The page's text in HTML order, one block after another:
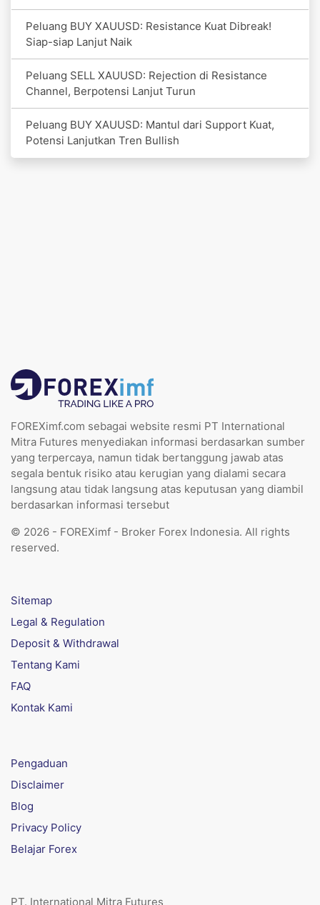
Peluang BUY XAUUSD: Resistance Kuat Dibreak!
Siap-siap Lanjut Naik
Peluang SELL XAUUSD: Rejection di Resistance
Channel, Berpotensi Lanjut Turun
Peluang BUY XAUUSD: Mantul dari Support Kuat,
Potensi Lanjutkan Tren Bullish
FOREXimf.com sebagai website resmi PT International
Mitra Futures menyediakan informasi berdasarkan sumber
yang terpercaya, namun tidak bertanggung jawab atas
segala bentuk risiko atau kerugian yang dialami secara
langsung atau tidak langsung atas keputusan yang diambil
berdasarkan informasi tersebut
© 2026 - FOREXimf - Broker Forex Indonesia. All rights
reserved.
Sitemap
Legal & Regulation
Deposit & Withdrawal
Tentang Kami
FAQ
Kontak Kami
Pengaduan
Disclaimer
Blog
Privacy Policy
Belajar Forex
PT. International Mitra Futures